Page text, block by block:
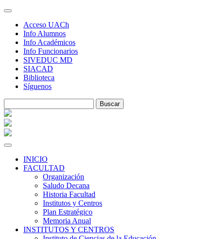
Skip
contentAcceso UACh
Info Alumnos
Info Académicos
Info Funcionarios
SIVEDUC MD
SIACAD
Biblioteca
Síguenos
INICIO
FACULTAD
Organización
Saludo Decana
Historia Facultad
Institutos y Centros
Plan Estratégico
Memoria Anual
INSTITUTOS Y CENTROS